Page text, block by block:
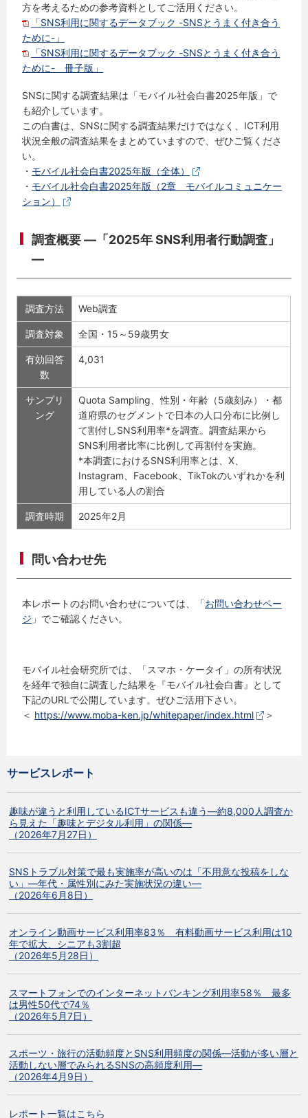
方を考えるための参考資料としてご活用ください。
「SNS利用に関するデータブック -SNSとうまく付き合う
ために-」
「SNS利用に関するデータブック -SNSとうまく付き合う
ために- 冊子版」
SNSに関する調査結果は「モバイル社会白書2025年版」で
も紹介しています。
この白書は、SNSに関する調査結果だけではなく、ICT利用
状況全般の調査結果をまとめていますので、ぜひご覧くださ
い。
・ モバイル社会白書2025年版（全体）
・ モバイル社会白書2025年版（2章 モバイルコミュニケー
ション）
調査概要 ―「2025年 SNS利用者行動調査」
―
調査方法 Web調査
調査対象 全国・15～59歳男女
有効回答
数
4,031
サンプリ
ング
Quota Sampling、性別・年齢（5歳刻み）・都
道府県のセグメントで日本の人口分布に比例し
て割付しSNS利用率*を調査。調査結果から
SNS利用者比率に比例して再割付を実施。
*本調査におけるSNS利用率とは、X、
Instagram、Facebook、TikTokのいずれかを利
用している人の割合
調査時期 2025年2月
問い合わせ先
本レポートのお問い合わせについては、「お問い合わせペー
ジ 」でご確認ください。
モバイル社会研究所では、「スマホ・ケータイ」の所有状況
を経年で独自に調査した結果を『モバイル社会白書』として
下記のURLで公開しています。ぜひご活用下さい。
＜ https://www.moba-ken.jp/whitepaper/index.html ＞
サービスレポート
趣味が違うと利用しているICTサービスも違う―約8,000人調査か
ら見えた「趣味とデジタル利用」の関係―
（2026年7月27日）
SNSトラブル対策で最も実施率が高いのは「不用意な投稿をしな
い」―年代・属性別にみた実施状況の違い―
（2026年6月8日）
オンライン動画サービス利用率83％ 有料動画サービス利用は10
年で拡大、シニアも3割超
（2026年5月28日）
スマートフォンでのインターネットバンキング利用率58％ 最多
は男性50代で74％
（2026年5月7日）
スポーツ・旅行の活動頻度とSNS利用頻度の関係―活動が多い層と
活動しない層でみられるSNSの高頻度利用―
（2026年4月9日）
レポート一覧はこちら